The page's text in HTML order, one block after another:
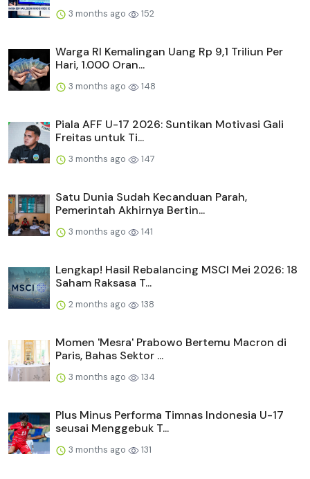
3 months ago 152
Warga RI Kemalingan Uang Rp 9,1 Triliun Per
Hari, 1.000 Oran...
3 months ago 148
Piala AFF U-17 2026: Suntikan Motivasi Gali
Freitas untuk Ti...
3 months ago 147
Satu Dunia Sudah Kecanduan Parah,
Pemerintah Akhirnya Bertin...
3 months ago 141
Lengkap! Hasil Rebalancing MSCI Mei 2026: 18
Saham Raksasa T...
2 months ago 138
Momen 'Mesra' Prabowo Bertemu Macron di
Paris, Bahas Sektor ...
3 months ago 134
Plus Minus Performa Timnas Indonesia U-17
seusai Menggebuk T...
3 months ago 131